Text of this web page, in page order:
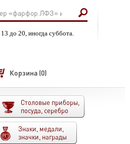
до 20, иногда суббота.
Корзина (0)
Столовые приборы,
посуда, серебро
Знаки, медали,
значки, награды